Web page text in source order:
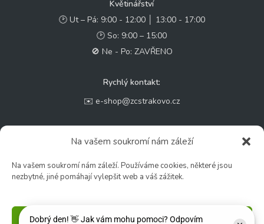
Na vašem soukromí nám záleží
Na vašem soukromí nám záleží. Používáme cookies, některé jsou
nezbytné, jiné pomáhají vylepšit web a váš zážitek.
Příjmout
Květinářství
🕑 Ut – Pá: 9:00 - 12:00 │ 13:00 - 17:00
🕑 So: 9:00 – 15:00
🚫 Ne - Po: ZAVŘENO
Rychlý kontakt:
✉️ e-shop@zcstrakovo.cz